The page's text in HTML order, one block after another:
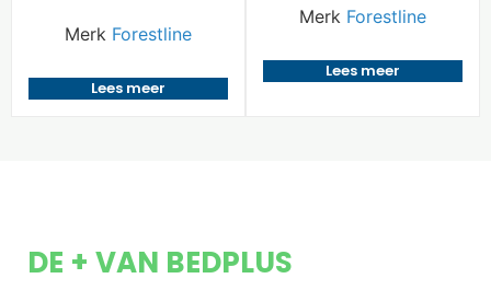
Merk Forestline
Lees meer
Merk Forestline
Lees meer
DE + VAN BEDPLUS